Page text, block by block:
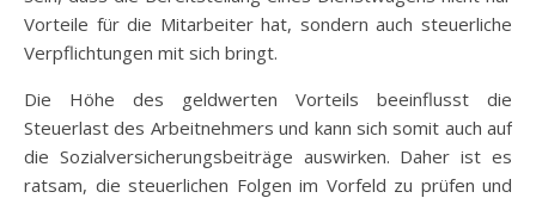
Vorteile für die Mitarbeiter hat, sondern auch steuerliche
Verpflichtungen mit sich bringt.
Die Höhe des geldwerten Vorteils beeinflusst die
Steuerlast des Arbeitnehmers und kann sich somit auch auf
die Sozialversicherungsbeiträge auswirken. Daher ist es
ratsam, die steuerlichen Folgen im Vorfeld zu prüfen und